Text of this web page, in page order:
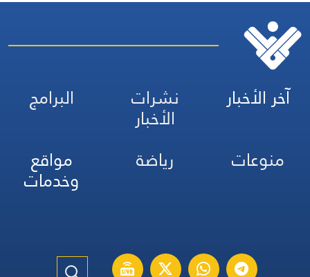
آخر الأخبار نشرات
الأخبار
البرامج
منوعات
رياضة مواقع
وخدمات